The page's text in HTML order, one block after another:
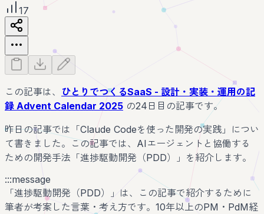
17
この記事は、 ひとりでつくるSaaS - 設計・実装・運用の記
録 Advent Calendar 2025 の24日目の記事です。
昨日の記事では「Claude Codeを使った開発の実践」につい
て書きました。この記事では、AIエージェントと協働する
ための開発手法「進捗駆動開発（PDD）」を紹介します。
:::message
「進捗駆動開発（PDD）」は、この記事で紹介するために
筆者が考案した言葉・考え方です。10年以上のPM・PdM経